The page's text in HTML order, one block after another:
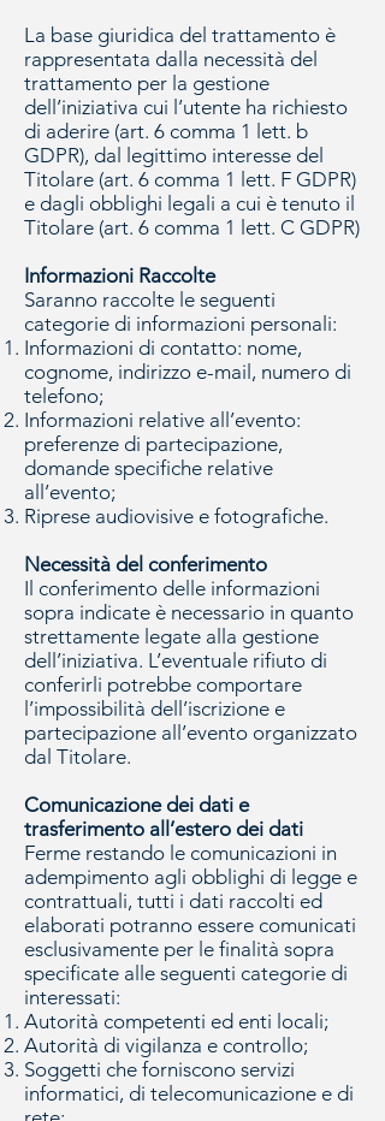
La base giuridica del trattamento è
rappresentata dalla necessità del
trattamento per la gestione
dell’iniziativa cui l’utente ha richiesto
di aderire (art. 6 comma 1 lett. b
GDPR), dal legittimo interesse del
Titolare (art. 6 comma 1 lett. F GDPR)
e dagli obblighi legali a cui è tenuto il
Titolare (art. 6 comma 1 lett. C GDPR)
Informazioni Raccolte
Saranno raccolte le seguenti
categorie di informazioni personali:
Informazioni di contatto: nome,
cognome, indirizzo e-mail, numero di
telefono;
Informazioni relative all’evento:
preferenze di partecipazione,
domande specifiche relative
all’evento;
Riprese audiovisive e fotografiche.
Necessità del conferimento
Il conferimento delle informazioni
sopra indicate è necessario in quanto
strettamente legate alla gestione
dell’iniziativa. L’eventuale rifiuto di
conferirli potrebbe comportare
l’impossibilità dell’iscrizione e
partecipazione all’evento organizzato
dal Titolare.
Comunicazione dei dati e
trasferimento all’estero dei dati
Ferme restando le comunicazioni in
adempimento agli obblighi di legge e
contrattuali, tutti i dati raccolti ed
elaborati potranno essere comunicati
esclusivamente per le finalità sopra
specificate alle seguenti categorie di
interessati:
Autorità competenti ed enti locali;
Autorità di vigilanza e controllo;
Soggetti che forniscono servizi
informatici, di telecomunicazione e di